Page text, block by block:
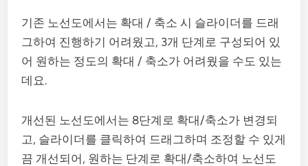
기존 노선도에서는 확대 / 축소 시 슬라이더를 드래
그하여 진행하기 어려웠고, 3개 단계로 구성되어 있
어 원하는 정도의 확대 / 축소가 어려웠을 수도 있는
데요.
개선된 노선도에서는 8단계로 확대/축소가 변경되
고, 슬라이더를 클릭하여 드래그하며 조정할 수 있게
끔 개선되어, 원하는 단계로 확대/축소하여 노선도